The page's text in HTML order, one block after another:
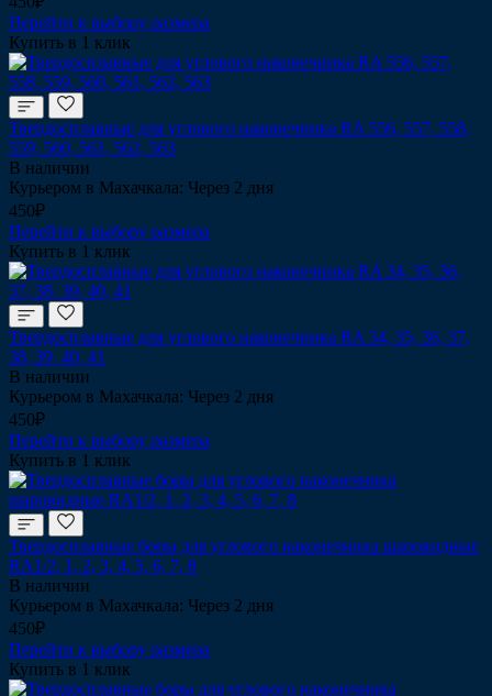
Перейти к выбору размера
Купить в 1 клик
Твердосплавные для углового наконечника RA 556, 557, 558,
559, 560, 561, 562, 563
В наличии
Курьером в Махачкала: Через 2 дня
450₽
Перейти к выбору размера
Купить в 1 клик
Твердосплавные для углового наконечника RA 34, 35, 36, 37,
38, 39, 40, 41
В наличии
Курьером в Махачкала: Через 2 дня
450₽
Перейти к выбору размера
Купить в 1 клик
Твердосплавные боры для углового наконечника шаровидные
RA1/2, 1, 2, 3, 4, 5, 6, 7, 8
В наличии
Курьером в Махачкала: Через 2 дня
450₽
Перейти к выбору размера
Купить в 1 клик